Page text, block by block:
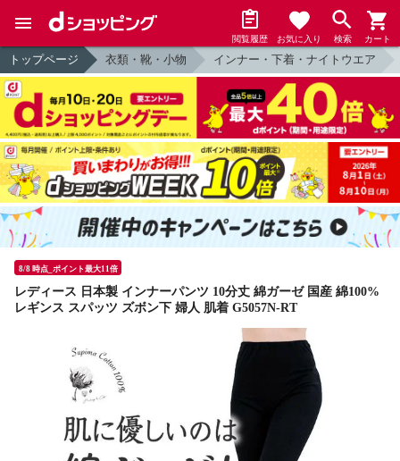
閲覧履歴 お気に入り 検索 カート
トップページ 衣類・靴・小物 インナー・下着・ナイトウエア
8/8 時点_ポイント最大11倍
レディース 日本製 インナーパンツ 10分丈 綿ガーゼ 国産 綿100%
レギンス スパッツ ズボン下 婦人 肌着 G5057N-RT